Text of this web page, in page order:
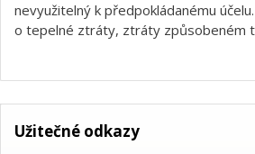
nevyužitelný k předpokládanému
o tepelné ztráty, ztráty způsobeném
Užitečné odkazy